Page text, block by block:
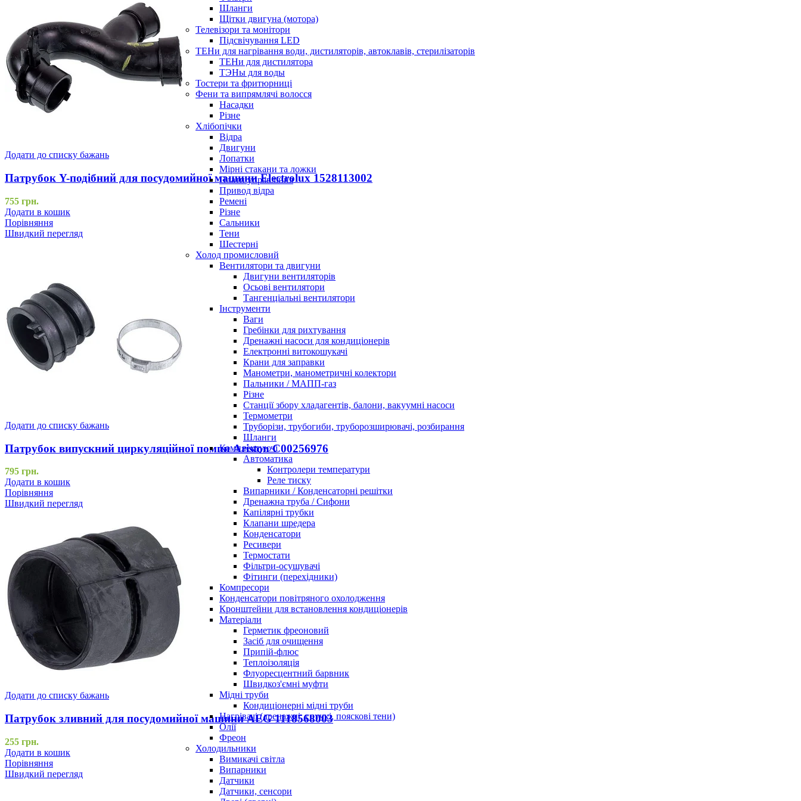
Шланги
Щітки двигуна (мотора)
Телевізори та монітори
Підсвічування LED
ТЕНи для нагрівання води, дистиляторів, автоклавів, стерилізаторів
ТЕНи для дистилятора
ТЭНы для воды
Тостери та фритюрниці
Фени та випрямлячі волосся
Насадки
Різне
Хлібопічки
Відра
Двигуни
Лопатки
Мірні стакани та ложки
Плати управління
Привод відра
Ремені
Різне
Сальники
Тени
Шестерні
Холод промисловий
Вентилятори та двигуни
Двигуни вентиляторів
Осьові вентилятори
Тангенціальні вентилятори
Інструменти
Ваги
Гребінки для рихтування
Дренажні насоси для кондиціонерів
Електронні витокошукачі
Крани для заправки
Манометри, манометричні колектори
Пальники / МАПП-газ
Різне
Станції збору хладагентів, балони, вакуумні насоси
Термометри
Труборізи, трубогиби, труборозширювачі, розбирання
Шланги
Комплектуючі
Автоматика
Контролери температури
Реле тиску
Випарники / Конденсаторні решітки
Дренажна труба / Сифони
Капілярні трубки
Клапани шредера
Конденсатори
Ресивери
Термостати
Фільтри-осушувачі
Фітинги (перехідники)
Компресори
Конденсатори повітряного охолодження
Кронштейни для встановлення кондиціонерів
Матеріали
Герметик фреоновий
Засіб для очищення
Припій-флюс
Теплоізоляція
Флуоресцентний барвник
Швидкоз'ємні муфти
Мідні труби
Кондиціонерні мідні труби
Нагрівачі (дренажні, гнучкі, пояскові тени)
Олії
Фреон
Холодильники
Вимикачі світла
Випарники
Датчики
Датчики, сенсори
Додати до списку бажань
Патрубок Y-подібний для посудомийної машини Electrolux 1528113002
755 грн.
Додати в кошик
Порівняння
Швидкий перегляд
Додати до списку бажань
Патрубок випускний циркуляційної помпи Ariston C00256976
795 грн.
Додати в кошик
Порівняння
Швидкий перегляд
Додати до списку бажань
Патрубок зливний для посудомийної машини AEG 1118568003
255 грн.
Додати в кошик
Порівняння
Швидкий перегляд